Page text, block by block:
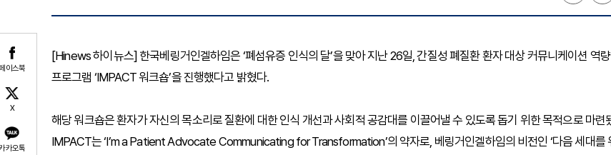
이스북
X
카오톡
[Hinews 하이뉴스] 한국베링거인겔하임은 ‘폐섬유증 인식의 달’을 맞아 지난 26일, 간질성 폐질환 환자 대상 커뮤니케이션 역
프로그램 ‘IMPACT 워크숍’을 진행했다고 밝혔다.
해당 워크숍은 환자가 자신의 목소리로 질환에 대한 인식 개선과 사회적 공감대를 이끌어낼 수 있도록 돕기 위한 목적으로 마련
IMPACT는 ‘I’m a Patient Advocate Communicating for Transformation’의 약자로, 베링거인겔하임의 비전인 ‘다음 세대를